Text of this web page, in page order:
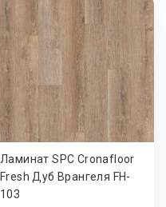
Ламинат SPC Cronafloor
Fresh Дуб Врангеля FH-
103